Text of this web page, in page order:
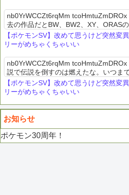
nb0YrWCCZt6rqMm
去の作品だとBW、BW2、XY、ORAS
USUM、レジェアルのエンディング後
【ポケモンSV】改めて思うけど突然変
リーがめちゃくちゃいい
nb0YrWCCZt6rqMm
説で伝説を倒すのは燃えたな。いつま
とネモが「テラスタルしてテラバース
【ポケモンSV】改めて思うけど突然変
リーがめちゃくちゃいい
お知らせ
ポケモン30周年！